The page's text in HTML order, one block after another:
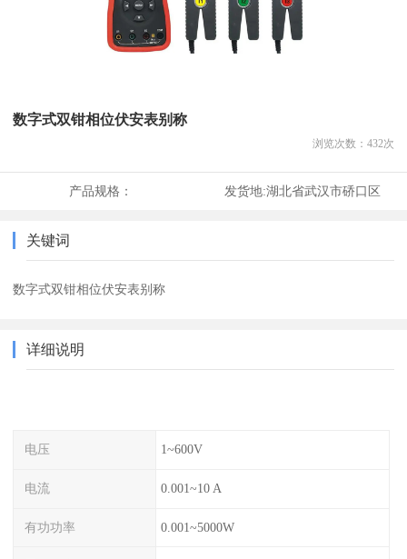
数字式双钳相位伏安表别称
浏览次数： 432次
产品规格： 发货地:湖北省武汉市硚口区
关键词
数字式双钳相位伏安表别称
详细说明
电压 1~600V
电流 0.001~10 A
有功功率 0.001~5000W